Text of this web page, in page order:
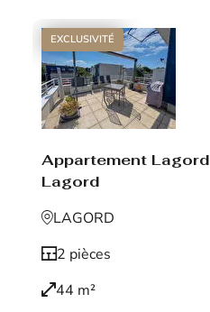
EXCLUSIVITÉ
Appartement Lagord
Lagord
LAGORD
2 pièces
44 m²